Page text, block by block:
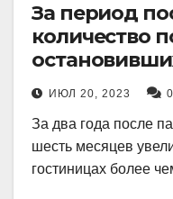
За период
количество
Кисловодска,
ИЮЛ 20, 2023
За два года после
шесть месяцев
гостиницах более